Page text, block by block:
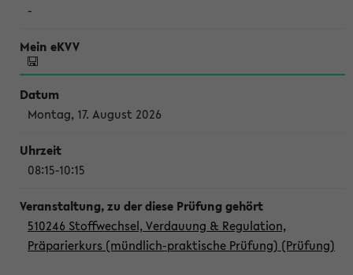
-
Montag, 17. August 2026
08:15-10:15
510246 Stoffwechsel, Verdauung & Regulation,
Präparierkurs (mündlich-praktische Prüfung) (Prüfung)